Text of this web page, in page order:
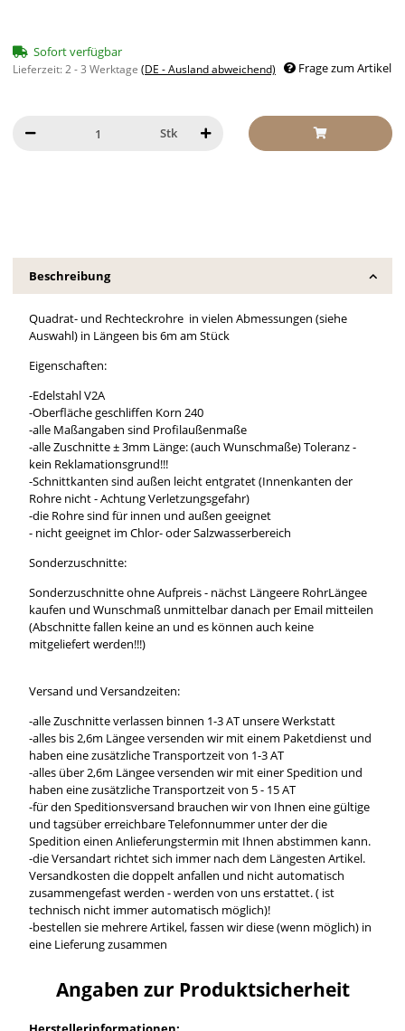
Sofort verfügbar
Lieferzeit:2 - 3 Werktage (DE - Ausland abweichend) Frage zum Artikel
Stk
Beschreibung
Quadrat- und Rechteckrohre in vielen Abmessungen (siehe
Auswahl) in Längeen bis 6m am Stück
Eigenschaften:
-Edelstahl V2A
-Oberfläche geschliffen Korn 240
-alle Maßangaben sind Profilaußenmaße
-alle Zuschnitte ± 3mm Länge: (auch Wunschmaße) Toleranz -
kein Reklamationsgrund!!!
-Schnittkanten sind außen leicht entgratet (Innenkanten der
Rohre nicht - Achtung Verletzungsgefahr)
-die Rohre sind für innen und außen geeignet
- nicht geeignet im Chlor- oder Salzwasserbereich
Sonderzuschnitte:
Sonderzuschnitte ohne Aufpreis - nächst Längeere RohrLängee
kaufen und Wunschmaß unmittelbar danach per Email mitteilen
(Abschnitte fallen keine an und es können auch keine
mitgeliefert werden!!!)
Versand und Versandzeiten:
-alle Zuschnitte verlassen binnen 1-3 AT unsere Werkstatt
-alles bis 2,6m Längee versenden wir mit einem Paketdienst und
haben eine zusätzliche Transportzeit von 1-3 AT
-alles über 2,6m Längee versenden wir mit einer Spedition und
haben eine zusätzliche Transportzeit von 5 - 15 AT
-für den Speditionsversand brauchen wir von Ihnen eine gültige
und tagsüber erreichbare Telefonnummer unter der die
Spedition einen Anlieferungstermin mit Ihnen abstimmen kann.
-die Versandart richtet sich immer nach dem Längesten Artikel.
Versandkosten die doppelt anfallen und nicht automatisch
zusammengefast werden - werden von uns erstattet. ( ist
technisch nicht immer automatisch möglich)!
-bestellen sie mehrere Artikel, fassen wir diese (wenn möglich) in
eine Lieferung zusammen
Angaben zur Produktsicherheit